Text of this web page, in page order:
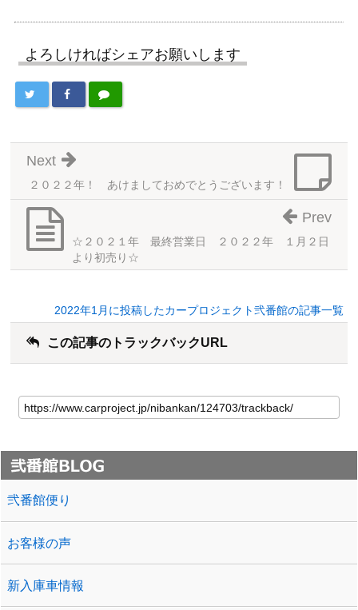
よろしければシェアお願いします
２０２２年！ あけましておめでとうございます！
Next
☆２０２１年 最終営業日 ２０２２年 １月２日
より初売り☆
Prev
2022年1月に投稿したカープロジェクト弐番館の記事一覧
この記事のトラックバックURL
弐番館便り
お客様の声
新入庫車情報